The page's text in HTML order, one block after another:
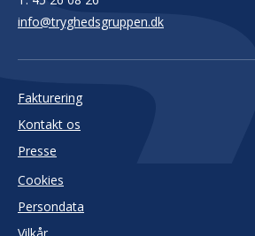
info@tryghedsgruppen.dk
Fakturering
Kontakt os
Presse
Cookies
Persondata
Vilkår